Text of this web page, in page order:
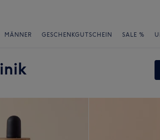
MÄNNER GESCHENKGUTSCHEIN SALE %